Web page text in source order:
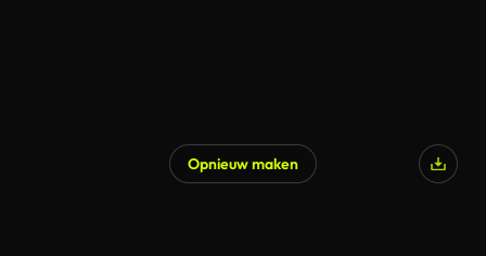
Opnieuw maken